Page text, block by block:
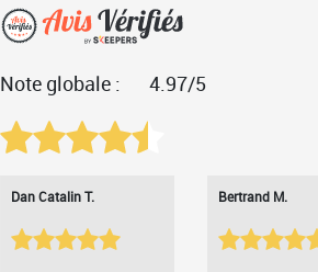
Note globale : 4.97/5
Dan Catalin T. Bertrand M.